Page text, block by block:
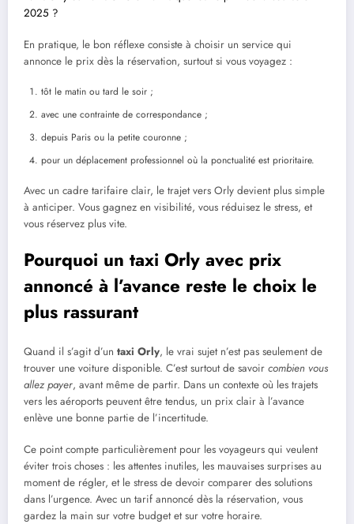
2025 ?
En pratique, le bon réflexe consiste à choisir un service qui
annonce le prix dès la réservation, surtout si vous voyagez :
tôt le matin ou tard le soir ;
avec une contrainte de correspondance ;
depuis Paris ou la petite couronne ;
pour un déplacement professionnel où la ponctualité est prioritaire.
Avec un cadre tarifaire clair, le trajet vers Orly devient plus simple
à anticiper. Vous gagnez en visibilité, vous réduisez le stress, et
vous réservez plus vite.
Pourquoi un taxi Orly avec prix
annoncé à l’avance reste le choix le
plus rassurant
Quand il s’agit d’un taxi Orly, le vrai sujet n’est pas seulement de
trouver une voiture disponible. C’est surtout de savoir combien vous
allez payer, avant même de partir. Dans un contexte où les trajets
vers les aéroports peuvent être tendus, un prix clair à l’avance
enlève une bonne partie de l’incertitude.
Ce point compte particulièrement pour les voyageurs qui veulent
éviter trois choses : les attentes inutiles, les mauvaises surprises au
moment de régler, et le stress de devoir comparer des solutions
dans l’urgence. Avec un tarif annoncé dès la réservation, vous
gardez la main sur votre budget et sur votre horaire.